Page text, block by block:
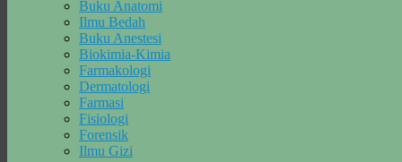
Buku Anatomi
Ilmu Bedah
Buku Anestesi
Biokimia-Kimia
Farmakologi
Dermatologi
Farmasi
Fisiologi
Forensik
Ilmu Gizi